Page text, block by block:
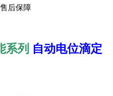
售后保障
系列 自动电位滴定